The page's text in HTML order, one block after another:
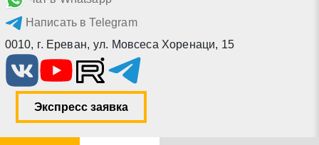
Написать в Telegram
0010, г. Ереван, ул. Мовсеса Хоренаци, 15
Экспресс заявка